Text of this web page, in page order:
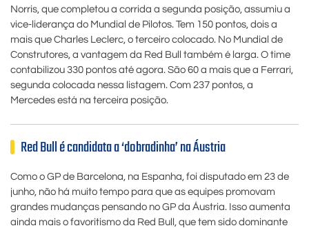
Norris, que completou a corrida a segunda posição, assumiu a
vice-liderança do Mundial de Pilotos. Tem 150 pontos, dois a
mais que Charles Leclerc, o terceiro colocado. No Mundial de
Construtores, a vantagem da Red Bull também é larga. O time
contabilizou 330 pontos até agora. São 60 a mais que a Ferrari,
segunda colocada nessa listagem. Com 237 pontos, a
Mercedes está na terceira posição.
Red Bull é candidata a ‘dobradinha’ na Áustria
Como o GP de Barcelona, na Espanha, foi disputado em 23 de
junho, não há muito tempo para que as equipes promovam
grandes mudanças pensando no GP da Áustria. Isso aumenta
ainda mais o favoritismo da Red Bull, que tem sido dominante